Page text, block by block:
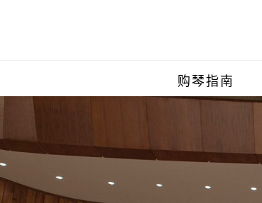
购琴指南